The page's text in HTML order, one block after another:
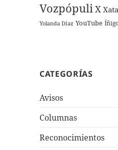
Vozpópuli X
Yolanda Díaz YouTube
CATEGORÍAS
Avisos
Columnas
Reconocimientos